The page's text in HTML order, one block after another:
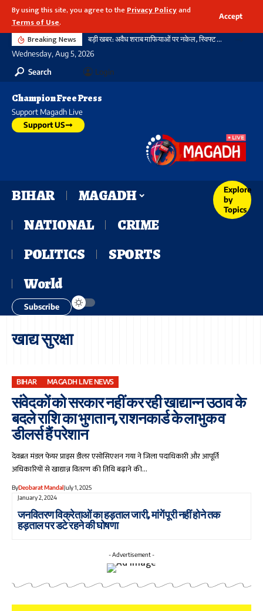
By using this site, you agree to thePrivacy Policyand
Terms of Use.
Accept
Breaking News बड़ी खबर: अवैध शराब माफियाओं पर नकेल, स्विफ्ट कार से भारी मात्रा में विदेशी शराब और बीयर बरामद
Wednesday, Aug 5, 2026
Search
Login
Champion Free Press
Support Magadh Live
Support US
BIHAR
MAGADH
NATIONAL
CRIME
POLITICS
SPORTS
World
Explore
by
Topics
Subscribe
खाद्य सुरक्षा
BIHAR MAGADH LIVE NEWS
संवेदकों को सरकार नहीं कर रही खाद्यान्न उठाव के
बदले राशि का भुगतान, राशनकार्ड के लाभुक व
डीलर्स हैं परेशान
देवब्रत मंडल फेयर प्राइस डीलर एसोसिएशन गया ने जिला पदाधिकारी और आपूर्ति
अधिकारियों से खाद्यान्न वितरण की तिथि बढ़ाने की…
ByDeobarat MandalJuly 1, 2025
January 2, 2024
जनवितरण विक्रेताओं का हड़ताल जारी, मांगें पूरी नहीं होने तक
हड़ताल पर डटे रहने की घोषणा
- Advertisement -